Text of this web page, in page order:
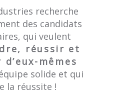
recherche
des candidats
qui veulent
réussir et
mêmes
solide et qui
la réussite !